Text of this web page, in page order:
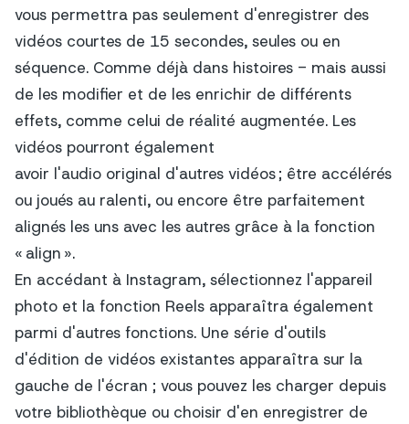
vous permettra pas seulement d'enregistrer des
vidéos courtes de 15 secondes, seules ou en
séquence. Comme déjà dans histoires - mais aussi
de les modifier et de les enrichir de différents
effets, comme celui de réalité augmentée. Les
vidéos pourront également
avoir l'audio original d'autres vidéos ; être accélérés
ou joués au ralenti, ou encore être parfaitement
alignés les uns avec les autres grâce à la fonction
« align ».
En accédant à Instagram, sélectionnez l'appareil
photo et la fonction Reels apparaîtra également
parmi d'autres fonctions. Une série d'outils
d'édition de vidéos existantes apparaîtra sur la
gauche de l'écran ; vous pouvez les charger depuis
votre bibliothèque ou choisir d'en enregistrer de